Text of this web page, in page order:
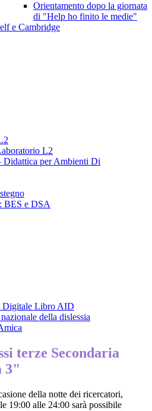
Orientamento dopo la giornata
di "Help ho finito le medie"
e Cambridge
L2
per Ambienti Di
BES e DSA
Digitale Libro AID
della dislessia
terze Secondaria
3"
della notte dei ricercatori,
19:00 alle 24:00 sarà possibile